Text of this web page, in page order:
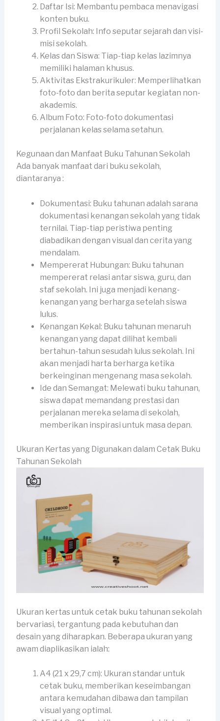
Daftar Isi: Membantu pembaca menavigasi
konten buku.
Profil Sekolah: Info seputar sejarah dan visi-
misi sekolah.
Kelas dan Siswa: Tiap-tiap kelas lazimnya
memiliki halaman khusus.
Aktivitas Ekstrakurikuler: Memperlihatkan
foto-foto dan berita seputar kegiatan non-
akademis.
Album Foto: Foto-foto dokumentasi
perjalanan kelas selama setahun.
Kegunaan dan Manfaat Buku Tahunan Sekolah
Ada banyak manfaat dari buku sekolah,
diantaranya :
Dokumentasi: Buku tahunan adalah sarana
dokumentasi kenangan sekolah yang tidak
ternilai. Tiap-tiap peristiwa penting
diabadikan dengan visual dan cerita yang
mendalam.
Mempererat Hubungan: Buku tahunan
mempererat relasi antar siswa, guru, dan
staf sekolah. Ini juga menjadi kenang-
kenangan yang berharga setelah siswa
lulus.
Kenangan Kekal: Buku tahunan menaruh
kenangan yang dapat dilihat kembali
bertahun-tahun sesudah lulus sekolah. Ini
akan menjadi harta berharga ketika
berkeinginan mengenang masa sekolah.
Ide dan Semangat: Melewati buku tahunan,
siswa dapat memandang prestasi dan
perjalanan mereka selama di sekolah,
memberikan inspirasi untuk masa depan.
Ukuran Kertas yang Digunakan dalam Cetak Buku
Tahunan Sekolah
Ukuran kertas untuk cetak buku tahunan sekolah
bervariasi, tergantung pada kebutuhan dan
desain yang diharapkan. Beberapa ukuran yang
awam diaplikasikan ialah:
A4 (21 x 29,7 cm): Ukuran standar untuk
cetak buku, memberikan keseimbangan
antara kemudahan dibawa dan tampilan
visual yang optimal.